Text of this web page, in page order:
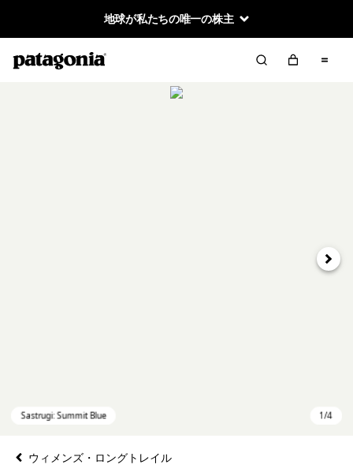
地球が私たちの唯一の株主
次へ
ウィメンズ・ロングトレイル